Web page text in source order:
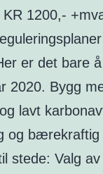
KR 1200,-
er det bare
2020. Bygg
lavt
og bærekraftig
stede: Valg